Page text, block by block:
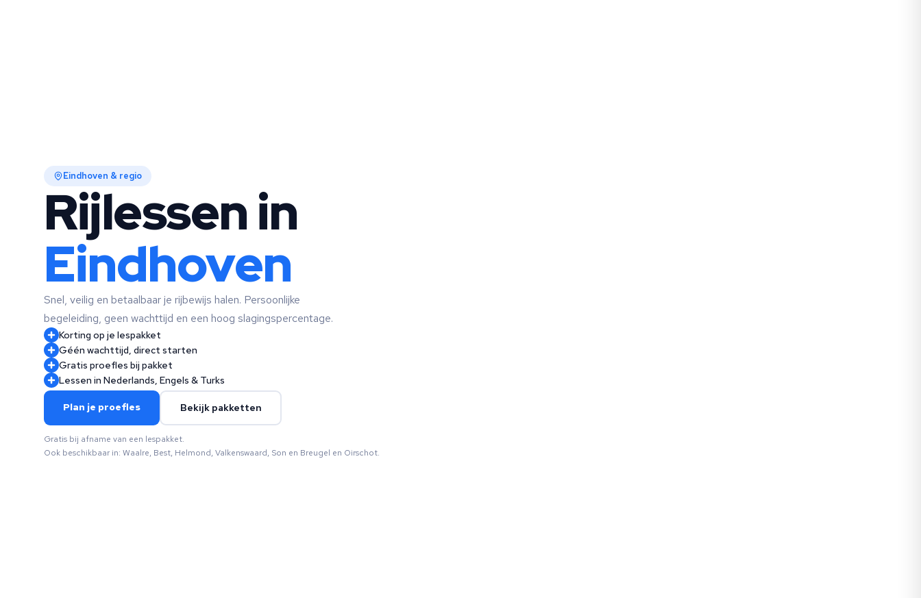
Eindhoven & regio
Rijlessen in
Eindhoven
Snel, veilig en betaalbaar je rijbewijs halen. Persoonlijke
begeleiding, geen wachttijd en een hoog slagingspercentage.
Korting op je lespakket
Géén wachttijd, direct starten
Gratis proefles bij pakket
Lessen in Nederlands, Engels & Turks
Plan je proefles Bekijk pakketten
Gratis bij afname van een lespakket.
Ook beschikbaar in: Waalre, Best, Helmond, Valkenswaard, Son en Breugel en Oirschot.